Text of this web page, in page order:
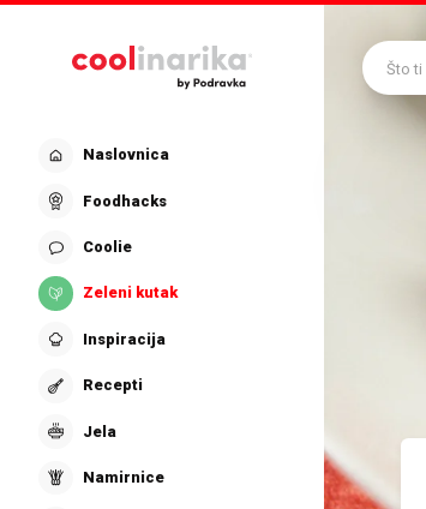
Naslovnica
Foodhacks
Coolie
Zeleni kutak
Inspiracija
Recepti
Jela
Namirnice
Što ti